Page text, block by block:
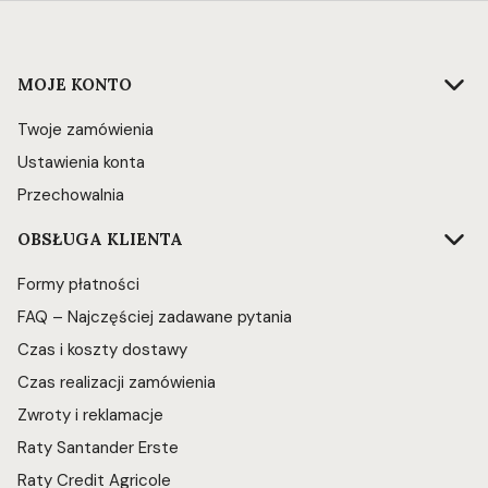
Linki w stopce
MOJE KONTO
Twoje zamówienia
Ustawienia konta
Przechowalnia
OBSŁUGA KLIENTA
Formy płatności
FAQ – Najczęściej zadawane pytania
Czas i koszty dostawy
Czas realizacji zamówienia
Zwroty i reklamacje
Raty Santander Erste
Raty Credit Agricole